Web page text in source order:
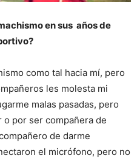
en sus años de
como tal hacia mí, pero
les molesta mi
malas pasadas, pero
por ser compañera de
de darme
el micrófono, pero no